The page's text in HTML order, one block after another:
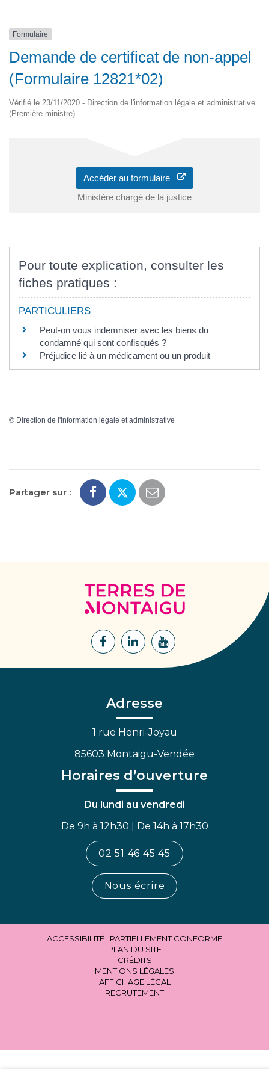
Formulaire
Demande de certificat de non-appel
(Formulaire 12821*02)
Vérifié le 23/11/2020 - Direction de l'information légale et administrative
(Première ministre)
Accéder au formulaire
Ministère chargé de la justice
Pour toute explication, consulter les
fiches pratiques :
PARTICULIERS
Peut-on vous indemniser avec les biens du
condamné qui sont confisqués ?
Préjudice lié à un médicament ou un produit
© Direction de l'information légale et administrative
Partager sur :
Terres
de
Montaigu
Lien
Facebook
Lien
Lien
Adresse
1 rue Henri-Joyau
85603 Montaigu-Vendée
Horaires d’ouverture
Du lundi au vendredi
De 9h à 12h30 | De 14h à 17h30
02 51 46 45 45
Nous écrire
ACCESSIBILITÉ : PARTIELLEMENT CONFORME
PLAN DU SITE
CRÉDITS
MENTIONS LÉGALES
AFFICHAGE LÉGAL
RECRUTEMENT